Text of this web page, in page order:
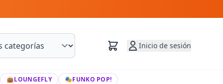
Inicio de sesión
👜LOUNGEFLY 🎭FUNKO POP!